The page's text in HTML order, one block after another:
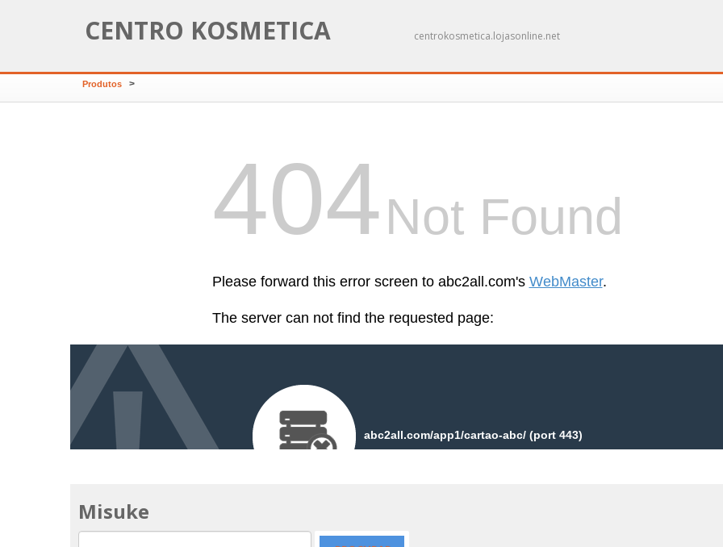
CENTRO KOSMETICA centrokosmetica.lojasonline.net
Produtos >
Misuke